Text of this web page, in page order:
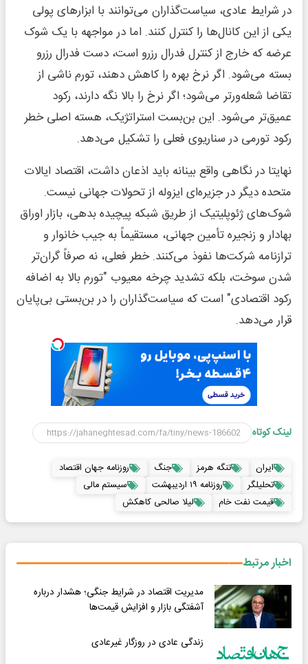
در شرایط عادی، سیاست‌گذاران می‌توانند با ابزارهای پولی
یکی از این کانال‌ها را کنترل کنند. اما در مواجهه با یک شوک
عرضه که خارج از کنترل فدرال رزرو است، دست فدرال رزرو
بسته می‌شود. اگر نرخ بهره را کاهش دهند، تورم ناشی از
تقاضا شعله‌ورتر می‌شود؛ اگر نرخ را بالا نگه دارند، رکود
عمیق‌تر می‌شود. این بن‌بست استراتژیک، هسته اصلی خطر
رکود تورمی در سناریوی فعلی را تشکیل می‌دهد.
نهایتا در نگاهی واقع بینانه باید اذعان داشت، اقتصاد ایالات
متحده دیگر در جزیره‌ای ایزوله از تحولات جهانی نیست.
شوک‌های ژئوپلیتیک از طریق شبکه پیچیده بدهی، بازار اوراق
بهادار و زنجیره تأمین جهانی، مستقیماً به جیب خانوار و
ترازنامه شرکت‌ها نفوذ می‌کنند. خطر فعلی، نه صرفاً گران‌تر
شدن سوخت، بلکه تشدید چرخه معیوب "تورم بالا به اضافه
رکود اقتصادی" است که سیاست‌گذاران را در بن‌بستی بی‌پایان
قرار می‌دهد.
لینک کوتاه
ایران تنگه هرمز جنگ
روزنامه جهان اقتصاد
تحلیلگر
روزنامه ۱۹ اردیبهشت
سیستم مالی
قیمت نفت خام
لیلا صالحی کاهکش
اخبار مرتبط
مدیریت اقتصاد در شرایط جنگی؛ هشدار درباره
آشفتگی بازار و افزایش قیمت‌ها
زندگی عادی در روزگار غیرعادی